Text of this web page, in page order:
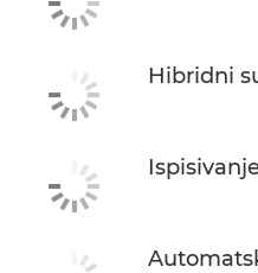
Hibridni